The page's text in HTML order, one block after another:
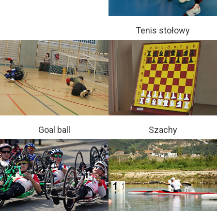
Tenis stołowy
Goal ball Szachy